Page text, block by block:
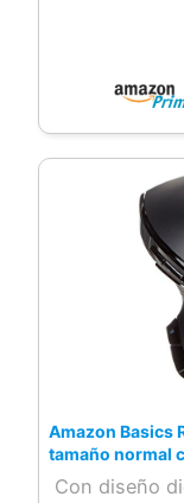
que ayuda a
Bolsillo
objetos
Amazon Basics
tamaño normal
Con diseño